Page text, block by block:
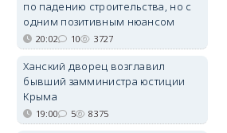
по падению строительства, но с
одним позитивным нюансом
20:02 10 3727
Ханский дворец возглавил
бывший замминистра юстиции
Крыма
19:00 5 8375